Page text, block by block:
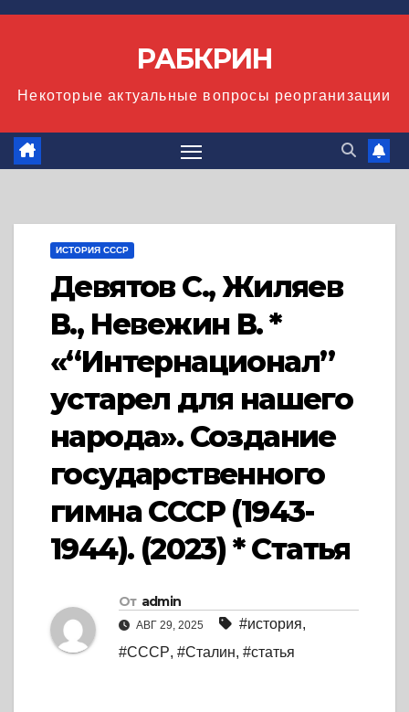
Перейти
РАБКРИН
Некоторые актуальные вопросы реорганизации
ИСТОРИЯ СССР
Девятов С., Жиляев
В., Невежин В. *
«“Интернационал”
устарел для нашего
народа». Создание
государственного
гимна СССР (1943-
1944). (2023) * Статья
От admin
АВГ 29, 2025 #история,
#СССР, #Сталин, #статья